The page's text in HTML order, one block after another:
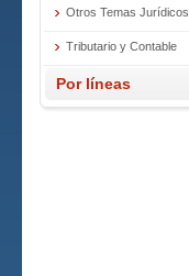
Otros Temas Jurídicos
Tributario y Contable
Por líneas